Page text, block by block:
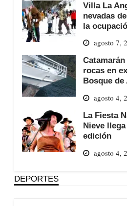
Villa La
nevadas
la
agosto 7,
rocas en
Bosque
agosto 4,
La Fiesta
Nieve
edición
agosto 4,
DEPORTES